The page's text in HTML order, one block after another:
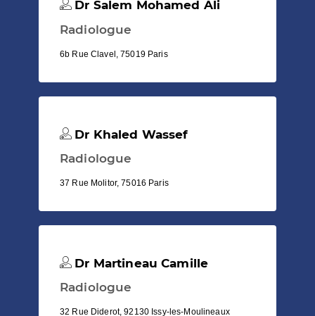
Dr Salem Mohamed Ali
Radiologue
6b Rue Clavel, 75019 Paris
Dr Khaled Wassef
Radiologue
37 Rue Molitor, 75016 Paris
Dr Martineau Camille
Radiologue
32 Rue Diderot, 92130 Issy-les-Moulineaux